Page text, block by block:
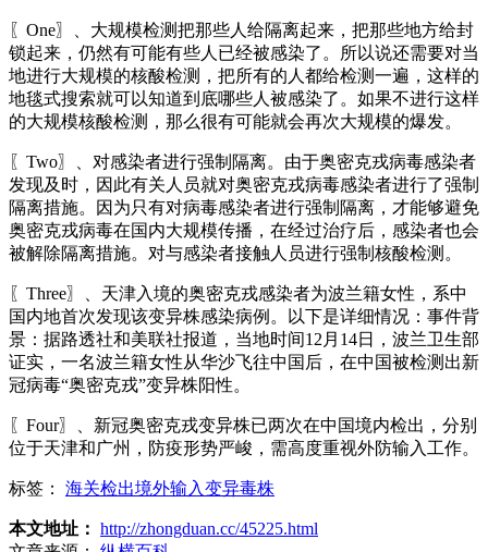
〖One〗、大规模检测把那些人给隔离起来，把那些地方给封
锁起来，仍然有可能有些人已经被感染了。所以说还需要对当
地进行大规模的核酸检测，把所有的人都给检测一遍，这样的
地毯式搜索就可以知道到底哪些人被感染了。如果不进行这样
的大规模核酸检测，那么很有可能就会再次大规模的爆发。
〖Two〗、对感染者进行强制隔离。由于奥密克戎病毒感染者
发现及时，因此有关人员就对奥密克戎病毒感染者进行了强制
隔离措施。因为只有对病毒感染者进行强制隔离，才能够避免
奥密克戎病毒在国内大规模传播，在经过治疗后，感染者也会
被解除隔离措施。对与感染者接触人员进行强制核酸检测。
〖Three〗、天津入境的奥密克戎感染者为波兰籍女性，系中
国内地首次发现该变异株感染病例。以下是详细情况：事件背
景：据路透社和美联社报道，当地时间12月14日，波兰卫生部
证实，一名波兰籍女性从华沙飞往中国后，在中国被检测出新
冠病毒“奥密克戎”变异株阳性。
〖Four〗、新冠奥密克戎变异株已两次在中国境内检出，分别
位于天津和广州，防疫形势严峻，需高度重视外防输入工作。
标签： 海关检出境外输入变异毒株
本文地址： http://zhongduan.cc/45225.html